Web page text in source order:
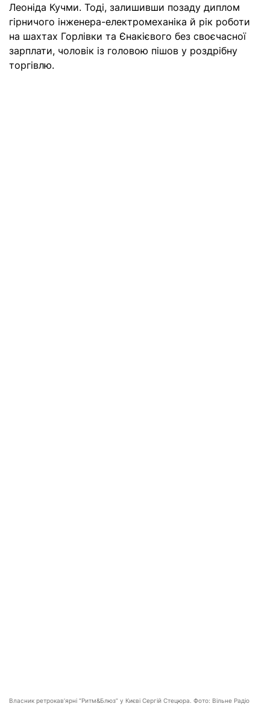
Леоніда Кучми. Тоді, залишивши позаду диплом
гірничого інженера-електромеханіка й рік роботи
на шахтах Горлівки та Єнакієвого без своєчасної
зарплати, чоловік із головою пішов у роздрібну
торгівлю.
Власник ретрокавʼярні “Ритм&Блюз” у Києві Сергій Стецюра. Фото: Вільне Радіо